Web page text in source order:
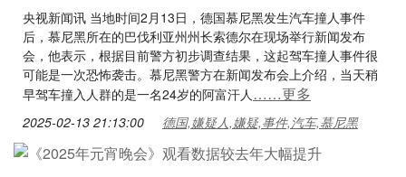
央视新闻讯 当地时间2月13日，德国慕尼黑发生汽车撞人事件
后，慕尼黑所在的巴伐利亚州州长索德尔在现场举行新闻发布
会，他表示，根据目前警方初步调查结果，这起驾车撞人事件很
可能是一次恐怖袭击。慕尼黑警方在新闻发布会上介绍，当天稍
早驾车撞入人群的是一名24岁的阿富汗人……更多
2025-02-13 21:13:00 德国,嫌疑人,嫌疑,事件,汽车,慕尼黑